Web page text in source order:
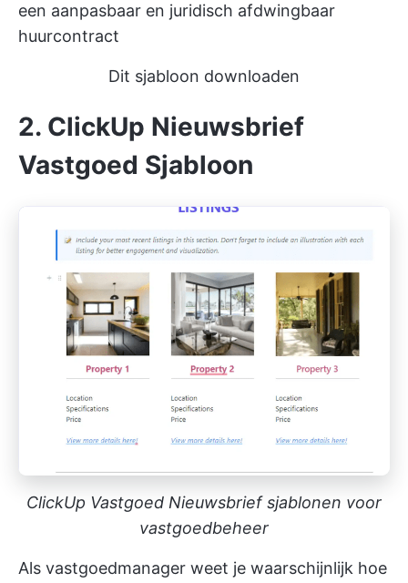
een aanpasbaar en juridisch afdwingbaar
huurcontract
Dit sjabloon downloaden
2. ClickUp Nieuwsbrief
Vastgoed Sjabloon
ClickUp Vastgoed Nieuwsbrief sjablonen voor
vastgoedbeheer
Als vastgoedmanager weet je waarschijnlijk hoe